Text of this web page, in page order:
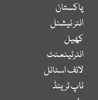
پاکستان
انٹر نیشنل
کھیل
انٹرٹینمنٹ
لائف اسٹائل
ٹاپ ٹرینڈ